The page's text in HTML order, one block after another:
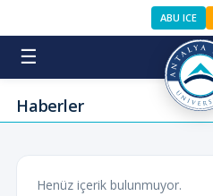
ABU ICE
☰
Haberler
Henüz içerik bulunmuyor.